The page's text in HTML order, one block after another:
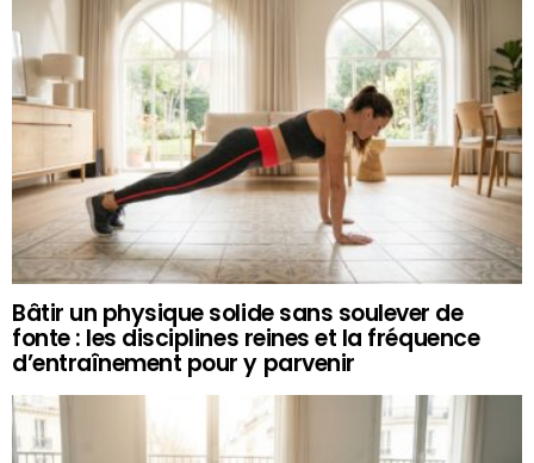
Bâtir un physique solide sans soulever de
fonte : les disciplines reines et la fréquence
d’entraînement pour y parvenir